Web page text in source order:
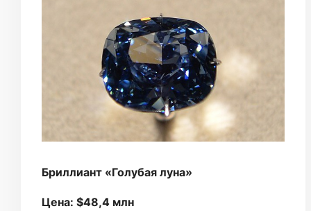
Бриллиант «Голубая луна»
Цена: $48,4 млн